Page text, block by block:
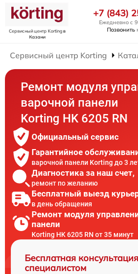
Сервисный центр Kortingв
Казани
+7 (843)
Ежедневно с
Позвонить
Сервисный центр Korting
Ремонт модуля
варочной панели
Korting HK 6205 RN
Официальный сервис
Гарантийное
варочной панели Korting до 3
Диагностика за наш счет,
ремонт по желанию
Бесплатный выезд
в день обращения
Ремонт модуля
панели
Korting HK 6205 RN от 35 минут
Бесплатная
специалистом